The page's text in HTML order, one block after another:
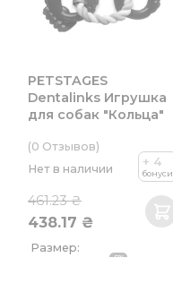
PETSTAGES
Dentalinks Игрушка
для собак "Кольца"
(0 Отзывов)
Нет в наличии
461.23 ₴
438.17 ₴
+ 4
бонуси
Размер:
-5%